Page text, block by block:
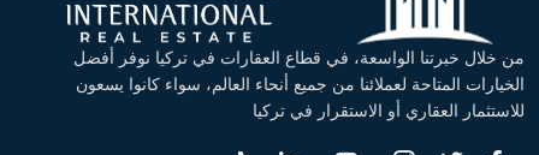
من خلال خبرتنا الواسعة، في قطاع العقارات في تركيا نوفر أفضل
الخيارات المتاحة لعملائنا من جميع أنحاء العالم، سواء كانوا يسعون
للاستثمار العقاري أو الاستقرار في تركيا